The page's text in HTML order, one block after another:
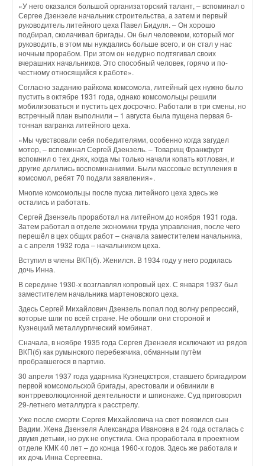
«У него оказался большой организаторский талант, – вспоминал о
Сергее Дзензеле начальник строительства, а затем и первый
руководитель литейного цеха Павел Бидуля. – Он хорошо
подбирал, сколачивал бригады. Он был человеком, который мог
руководить, в этом мы нуждались больше всего, и он стал у нас
ночным прорабом. При этом он недурно подтягивал своих
вчерашних начальников. Это способный человек, горячо и по-
честному относящийся к работе».
Согласно заданию райкома комсомола, литейный цех нужно было
пустить в октябре 1931 года, однако комсомольцы решили
мобилизоваться и пустить цех досрочно. Работали в три смены, но
встречный план выполнили – 1 августа была пущена первая 6-
тонная вагранка литейного цеха.
«Мы чувствовали себя победителями, особенно когда загудел
мотор, – вспоминал Сергей Дзензель. – Товарищ Франкфурт
вспомнил о тех днях, когда мы только начали копать котлован, и
другие делились воспоминаниями. Были массовые вступления в
комсомол, ребят 70 подали заявления».
Многие комсомольцы после пуска литейного цеха здесь же
остались и работать.
Сергей Дзензель проработал на литейном до ноября 1931 года.
Затем работал в отделе экономики труда управления, после чего
перешёл в цех общих работ – сначала заместителем начальника,
а с апреля 1932 года – начальником цеха.
Вступил в члены ВКП(б). Женился. В 1934 году у него родилась
дочь Инна.
В середине 1930-х возглавлял копровый цех. С января 1937 был
заместителем начальника мартеновского цеха.
Здесь Сергей Михайлович Дзензель попал под волну репрессий,
которые шли по всей стране. Не обошли они стороной и
Кузнецкий металлургический комбинат.
Сначала, в ноябре 1935 года Сергея Дзензеля исключают из рядов
ВКП(б) как румынского перебежчика, обманным путём
пробравшегося в партию.
30 апреля 1937 года ударника Кузнецкстроя, ставшего бригадиром
первой комсомольской бригады, арестовали и обвинили в
контрреволюционной деятельности и шпионаже. Суд приговорил
29-летнего металлурга к расстрелу.
Уже после смерти Сергея Михайловича на свет появился сын
Вадим. Жена Дзензеля Александра Ивановна в 24 года осталась с
двумя детьми, но рук не опустила. Она проработала в проектном
отделе КМК 40 лет – до конца 1960-х годов. Здесь же работала и
их дочь Инна Сергеевна.